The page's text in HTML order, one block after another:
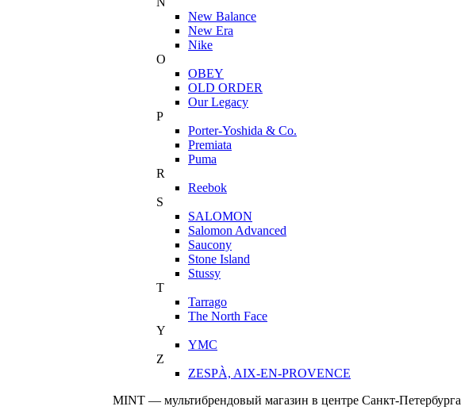
New Balance
New Era
Nike
O
OBEY
OLD ORDER
Our Legacy
P
Porter-Yoshida & Co.
Premiata
Puma
R
Reebok
S
SALOMON
Salomon Advanced
Saucony
Stone Island
Stussy
T
Tarrago
The North Face
Y
YMC
Z
ZESPÀ, AIX-EN-PROVENCE
MINT — мультибрендовый магазин в центре Санкт-Петербурга